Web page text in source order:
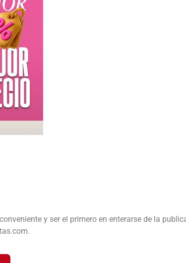
y ser el primero en enterarse de la